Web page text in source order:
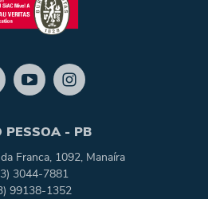
PESSOA - PB
Franca, 1092, Manaíra
3044-7881
99138-1352